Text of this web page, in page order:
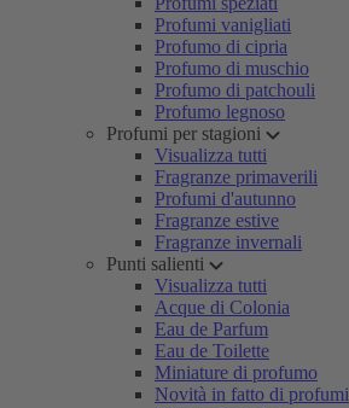
Profumi vanigliati
Profumo di cipria
Profumo di muschio
Profumo di patchouli
Profumo legnoso
Profumi per stagioni
Visualizza tutti
Fragranze primaverili
Profumi d'autunno
Fragranze estive
Fragranze invernali
Punti salienti
Visualizza tutti
Acque di Colonia
Eau de Parfum
Eau de Toilette
Miniature di profumo
Novità in fatto di profumi